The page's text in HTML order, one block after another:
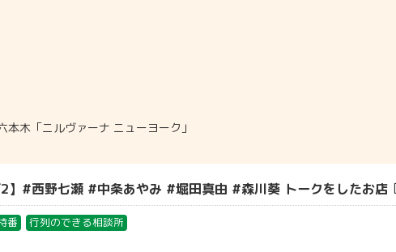
本木「ニルヴァーナ ニューヨーク」
2】#西野七瀬 #中条あやみ #堀田真由 #森川葵 トークをしたお
番 行列のできる相談所